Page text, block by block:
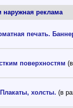
реклама
печать.
поверхностям
холсты. (в